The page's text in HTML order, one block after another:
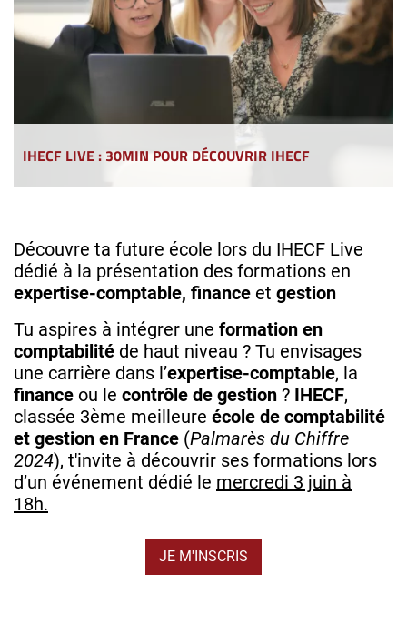
IHECF LIVE : 30MIN POUR DÉCOUVRIR IHECF
Découvre ta future école lors du IHECF Live
dédié à la présentation des formations en
expertise-comptable, finance et gestion
Tu aspires à intégrer une formation en
comptabilité de haut niveau ? Tu envisages
une carrière dans l’expertise-comptable, la
finance ou le contrôle de gestion ? IHECF,
classée 3ème meilleure école de comptabilité
et gestion en France (Palmarès du Chiffre
2024), t'invite à découvrir ses formations lors
d’un événement dédié le mercredi 3 juin à
18h.
JE M'INSCRIS